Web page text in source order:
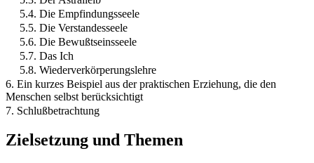
5.4. Die Empfindungsseele
5.5. Die Verstandesseele
5.6. Die Bewußtseinsseele
5.7. Das Ich
5.8. Wiederverkörperungslehre
6. Ein kurzes Beispiel aus der praktischen Erziehung, die den
Menschen selbst berücksichtigt
7. Schlußbetrachtung
Zielsetzung und Themen